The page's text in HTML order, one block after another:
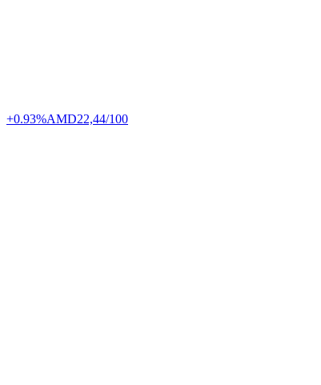
+0.93%AMD22,44/100